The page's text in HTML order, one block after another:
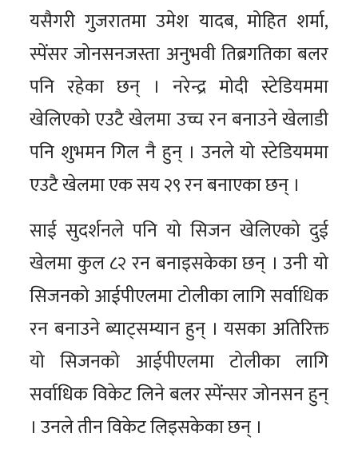
यसैगरी गुजरातमा उमेश यादब, मोहित शर्मा,
स्पेंसर जोनसनजस्ता अनुभवी तिब्रगतिका बलर
पनि रहेका छन् । नरेन्द्र मोदी स्टेडियममा
खेलिएको एउटै खेलमा उच्च रन बनाउने खेलाडी
पनि शुभमन गिल नै हुन् । उनले यो स्टेडियममा
एउटै खेलमा एक सय २९ रन बनाएका छन् ।
साई सुदर्शनले पनि यो सिजन खेलिएको दुई
खेलमा कुल ८२ रन बनाइसकेका छन् । उनी यो
सिजनको आईपीएलमा टोलीका लागि सर्वाधिक
रन बनाउने ब्याट्सम्यान हुन् । यसका अतिरिक्त
यो सिजनको आईपीएलमा टोलीका लागि
सर्वाधिक विकेट लिने बलर स्पेंन्सर जोनसन हुन्
। उनले तीन विकेट लिइसकेका छन् ।